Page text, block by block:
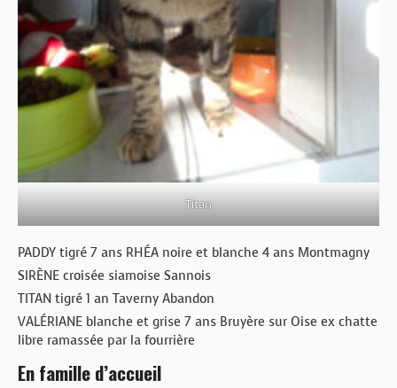
Titan
PADDY tigré 7 ans RHÉA noire et blanche 4 ans Montmagny
SIRÈNE croisée siamoise Sannois
TITAN tigré 1 an Taverny Abandon
VALÉRIANE blanche et grise 7 ans Bruyère sur Oise ex chatte
libre ramassée par la fourrière
En famille d’accueil